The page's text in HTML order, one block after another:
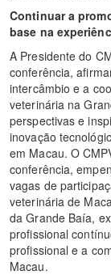
Continuar a
base na
A Presidente do
conferência,
intercâmbio e a
veterinária na
perspectivas e
inovação
em Macau. O
conferência,
vagas de
veterinária de
da Grande Baía,
profissional
profissional e a
Macau.